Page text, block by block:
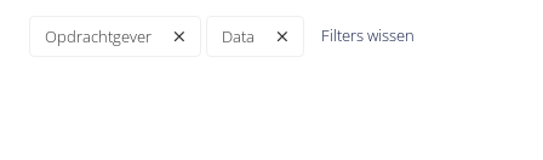
Opdrachtgever Data Filters wissen